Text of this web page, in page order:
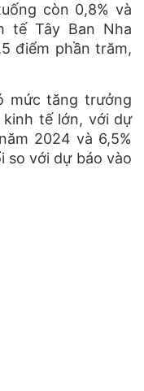
còn 0,8% và
tế Tây Ban Nha
điểm phần trăm,
mức tăng trưởng
tế lớn, với dự
2024 và 6,5%
so với dự báo vào